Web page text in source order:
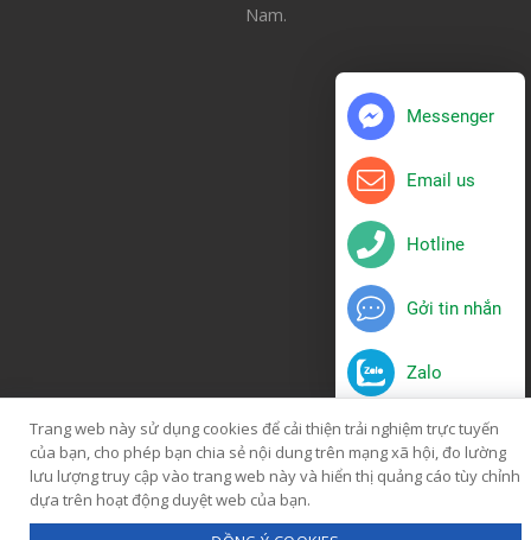
Nam.
Trang web này sử dụng cookies để cải thiện trải nghiệm trực tuyến
của bạn, cho phép bạn chia sẻ nội dung trên mạng xã hội, đo lường
lưu lượng truy cập vào trang web này và hiển thị quảng cáo tùy chỉnh
dựa trên hoạt động duyệt web của bạn.
Messenger
Email us
Hotline
Gởi tin nhắn
Zalo